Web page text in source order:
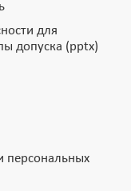
для
допуска (pptx)
персональных